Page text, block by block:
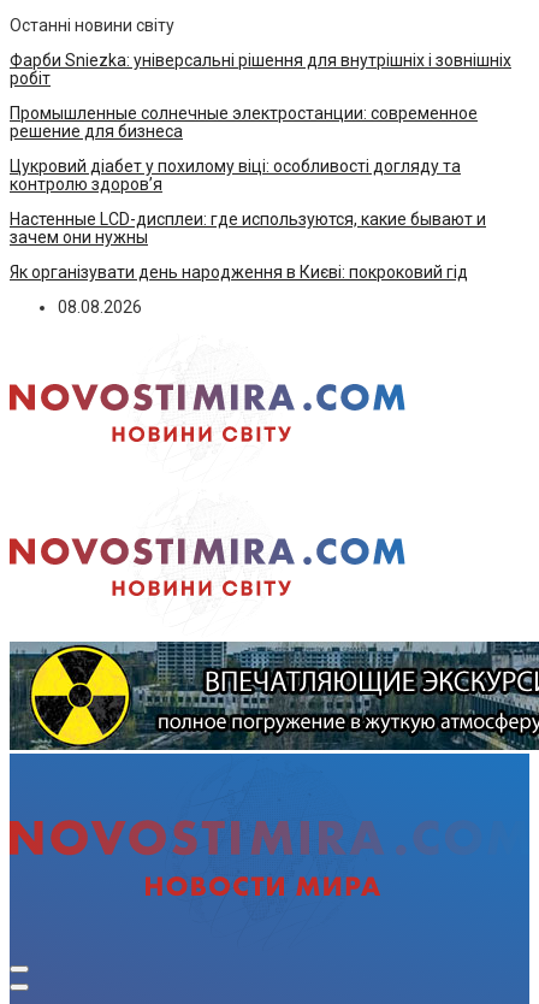
Останні новини світу
Фарби Sniezka: універсальні рішення для внутрішніх і зовнішніх
робіт
Промышленные солнечные электростанции: современное
решение для бизнеса
Цукровий діабет у похилому віці: особливості догляду та
контролю здоров’я
Настенные LCD-дисплеи: где используются, какие бывают и
зачем они нужны
Як організувати день народження в Києві: покроковий гід
08.08.2026